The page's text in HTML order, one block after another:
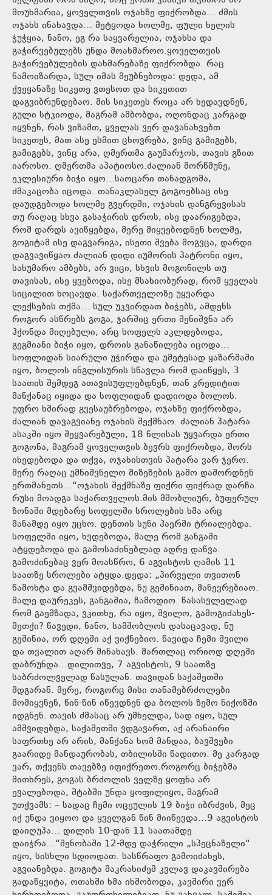
მოუხმარია, ყოველთვის ოჯახზე ფიქრობდა… ძმის
ოჯახს ინახავდა… მეტყოდა ხოლმე, ფული ხელის
ჭუჭყია, ნანო, ეგ რა საყვარელია, ოჯახსა და
გაჭირვებულებს უნდა მოახმაროო.ყოველთვის
გაჭირვებულების დახმარებაზე ფიქრობდა. რაც
წამოიზარდა, სულ იმას მეუბნებოდა: დედა, ამ
ქვეყანაზე სიკეთე ვთესოთ და სიკეთით
დაგვიბრუნდებაო. მის სიკეთეს როცა არ ხედავდნენ,
გული სტკიოდა, მაგრამ ამბობდა, ოღონდაც კარგად
იყვნენ, რას ვიზამთ, ყველას ვერ დავანახვებთ
სიკეთეს, მათ ასე ესმით ცხოვრება, ვინც გამიგებს,
გამიგებს, ვინც არა, ღმერთმა გაუმარჯოს, თავის გზით
იაროსო. ღმერთმა აპატიოსო.ძალიან მორწმუნე,
ეკლესიური ბიჭი იყო…საოცარი თანადგომა,
ძმაკაცობა იცოდა. თანაკლასელ გოგოებსაც ისე
დაუდგებოდა ხოლმე გვერდში, ოჯახის დანგრევისას
თუ რაღაც სხვა გასაჭირის დროს, ისე დაარიგებდა,
რომ დარდს ავიწყებდა, მერე მიყვებოდნენ ხოლმე,
გოგიტამ ისე დაგვარიგა, ისეთი შვება მოგვცა, დარდი
დაგვავიწყაო.ძალიან დიდი იუმორის პატრონი იყო,
სახუმარო ამბებს, არ ვიცი, სხვის მოგონილს თუ
თავისას, ისე ყვებოდა, ისე მსახიობურად, რომ ყველას
სიცილით ხოცავდა. საქართველოზე უყვარდა
ლექსების თქმა… სულ უკვირდათ ბიჭებს, ამდენს
როგორ ასწრებს გოგა, ჯარშიც ერთი შენიშვნა არ
ჰქონდა მიღებული, არც სოფელს აკლდებოდა,
გეგმიანი ბიჭი იყო, დროის განაწილება იცოდა…
სოფლიდან სიარული უჭირდა და უმეტესად ყაზარმაში
იყო, ბოლოს ინგლისურის სწავლა რომ დაიწყეს, 3
საათის შემდეგ ათავისუფლებდნენ, თან კრედიტით
მანქანაც იყიდა და სოფლიდან დადიოდა ბოლოს.
უფრო ხშირად გვესაუბრებოდა, ოჯახზე ფიქრობდა,
ძალიან დავაგვიანე ოჯახის შექმნაო. ძალიან პატარა
ასაკში იყო შეყვარებული, 18 წლისას უყვარდა ერთი
გოგონა, მაგრამ ყოველთვის ბევრს ფიქრობდა, შორს
იხედებოდა და თქვა, ოჯახისთვის პატარა ვარ ჯერო.
მერე რაღაც უმნიშვნელო მიზეზების გამო დაშორდნენ
ერთმანეთს…“ოჯახის შექმნაზე ფიქრი ფიქრად დარჩა.
რუსი მოადგა საქართველოს.მის მშობლიურ, ბუფერულ
ზონაში მდებარე სოფელში სროლების ხმა არც
მანამდე იყო უცხო. დენთის სუნი ჰაერში ტრიალებდა.
სოფელში იყო, ხვდებოდა, მალე რომ განგაში
ატყდებოდა და გამოსაძინებლად ადრე დაწვა.
გამოძინებაც ვერ მოასწრო, 6 აგვისტოს ღამის 11
საათზე სროლები ატყდა.დედა: „პირველი თვითონ
წამოხტა და გვამშვიდებდა, ნუ გეშინიათ, მანევრებიაო.
მალე დაურეკეს, განგაშია, ჩამოდიო. წასასვლელად
რომ გაემზადა, ვკითხე, რა იყო, შვილო, გამოგიძახეს-
მეთქი? წავედი, ნანო, სამშობლოს დასაცავად, ნუ
გეშინია, ორ დღეში აქ ვიქნებიო. წავიდა ჩემი შვილი
და თვალით აღარ მინახავს. მართლაც ორიოდ დღეში
დაბრუნდა…დილითვე, 7 აგვისტოს, 9 საათზე
საბრძოლველად წასულან. თავიდან საქაშეთში
მდგარან. მერე, როგორც მისი თანამებრძოლები
მომიყვნენ, წინ-წინ იწევდნენ და ბოლოს ზემო ნიქოზში
იდგნენ. თავის ძმასაც არ უმხელდა, სად იყო, სულ
ამშვიდებდა, საქაშეთში ვდგავართ, აქ არანაირი
საფრთხე არ არის, მანქანა ხომ მანდაა, ბავშვები
გაარიდე მანდაურობას, თბილისში წადითო. მე კარგად
ვარ, თქვენს თავებზე იფიქრეთო.როგორც ბიჭებმა
მითხრეს, გოგას ბრძოლის ველზე ყოფნა არ
ევალებოდა, შტაბში უნდა ყოფილიყო, მაგრამ
უთქვამს: – სადაც ჩემი ოცეულის 19 ბიჭი იბრძვის, მეც
იქ უნდა ვიყოო და ყველგან წინ მიიწევდა…9 აგვისტოს
დაიღუპა… დილის 10-დან 11 საათამდე
დაიჭრა…“შენობაში 12-მდე დაჭრილი „სპეცნაზელი“
იყო, სისხლი სდიოდათ. სასწრაფო გამოიძახეს,
აგვიანებდა. გოგიტა მაკრახიძემ კვლავ დაკავშირება
გადაწყვიტა, ოთახში ხმა იხშობოდა, კავშირი ვერ